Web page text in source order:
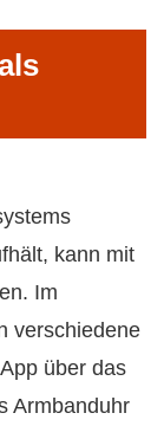
kann mit
Im
verschiedene
über das
Armbanduhr